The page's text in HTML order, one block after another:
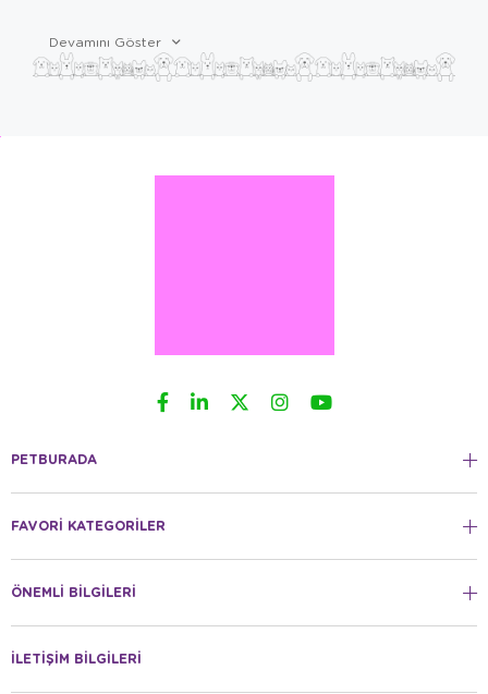
Devamını Göster
PETBURADA
FAVORİ KATEGORİLER
ÖNEMLİ BİLGİLERİ
İLETİŞİM BİLGİLERİ